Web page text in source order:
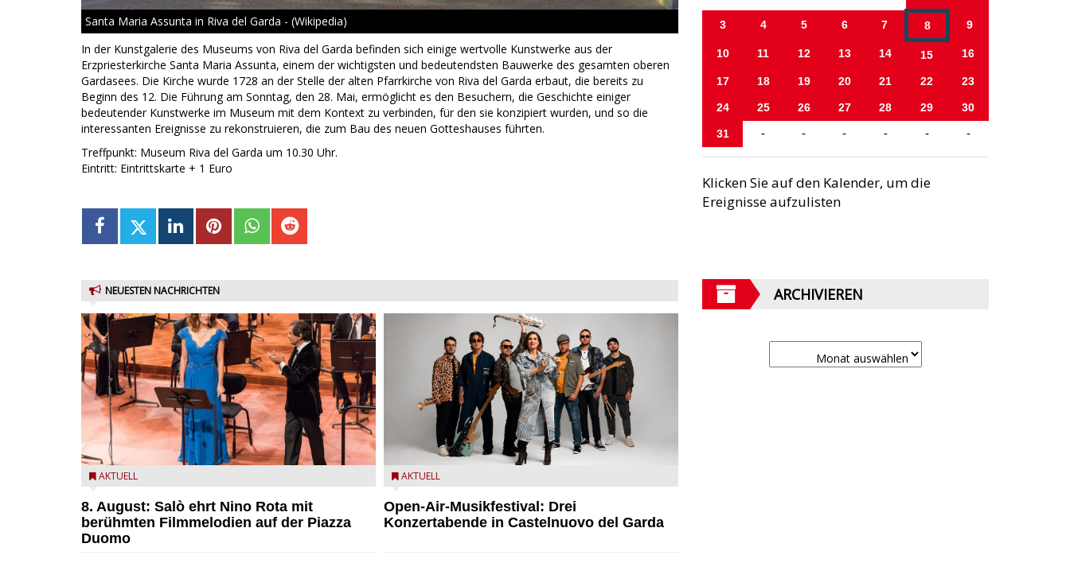
Santa Maria Assunta in Riva del Garda - (Wikipedia)
In der Kunstgalerie des Museums von Riva del Garda befinden sich einige wertvolle Kunstwerke aus der
Erzpriesterkirche Santa Maria Assunta, einem der wichtigsten und bedeutendsten Bauwerke des gesamten oberen
Gardasees. Die Kirche wurde 1728 an der Stelle der alten Pfarrkirche von Riva del Garda erbaut, die bereits zu
Beginn des 12. Die Führung am Sonntag, den 28. Mai, ermöglicht es den Besuchern, die Geschichte einiger
bedeutender Kunstwerke im Museum mit dem Kontext zu verbinden, für den sie konzipiert wurden, und so die
interessanten Ereignisse zu rekonstruieren, die zum Bau des neuen Gotteshauses führten.
Treffpunkt: Museum Riva del Garda um 10.30 Uhr.
Eintritt: Eintrittskarte + 1 Euro
NEUESTEN NACHRICHTEN
Estate Musicale del Garda: Salò ehrt Nino Rota
AKTUELL
8. August: Salò ehrt Nino Rota mit
berühmten Filmmelodien auf der Piazza
Duomo
Castelnuovo del Garda: Die "Dirotta su Cuba" zu Gast
AKTUELL
Open-Air-Musikfestival: Drei
Konzertabende in Castelnuovo del Garda
3 4 5 6 7 8 9
10 11 12 13 14 15 16
17 18 19 20 21 22 23
24 25 26 27 28 29 30
31 - - - - - -
Klicken Sie auf den Kalender, um die
Ereignisse aufzulisten
ARCHIVIEREN